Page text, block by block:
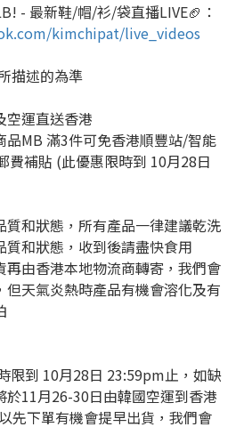
- 最新鞋/帽/衫/袋直播LIVE🏈 ：
kimchipat/live_videos
描述的為準
空運直送香港
品MB 滿3件可免香港順豐站/智能
費補貼 (此優惠限時到 10月28日
和狀態，所有產品一律建議乾洗
和狀態，收到後請盡快食用
由香港本地物流商轉寄，我們會
但天氣炎熱時產品有機會溶化及有
限到 10月28日 23:59pm止，如缺
於11月26-30日由韓國空運到香港
先下單有機會提早出貨，我們會